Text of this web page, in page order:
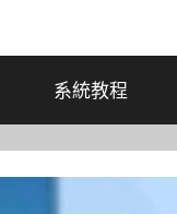
系統教程